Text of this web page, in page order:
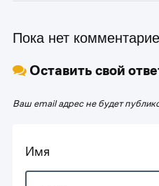
Пока нет
Оставить свой
Ваш email адрес не будет
Имя